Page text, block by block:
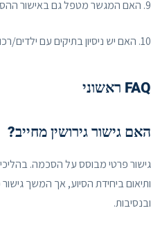
9. האם המגשר מטפל גם באישור ההסכם?
10. האם יש ניסיון בתיקים עם ילדים/רכוש/עסק?
FAQ ראשוני
האם גישור גירושין מחייב?
גישור פרטי מבוסס על הסכמה.
ותיאום ביחידת הסיוע, אך המשך גישור
ובנסיבות.